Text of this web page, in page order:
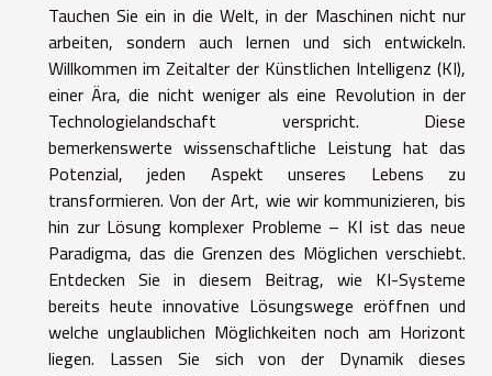
Tauchen Sie ein in die Welt, in der Maschinen nicht nur
arbeiten, sondern auch lernen und sich entwickeln.
Willkommen im Zeitalter der Künstlichen Intelligenz (KI),
einer Ära, die nicht weniger als eine Revolution in der
Technologielandschaft verspricht. Diese
bemerkenswerte wissenschaftliche Leistung hat das
Potenzial, jeden Aspekt unseres Lebens zu
transformieren. Von der Art, wie wir kommunizieren, bis
hin zur Lösung komplexer Probleme – KI ist das neue
Paradigma, das die Grenzen des Möglichen verschiebt.
Entdecken Sie in diesem Beitrag, wie KI-Systeme
bereits heute innovative Lösungswege eröffnen und
welche unglaublichen Möglichkeiten noch am Horizont
liegen. Lassen Sie sich von der Dynamik dieses